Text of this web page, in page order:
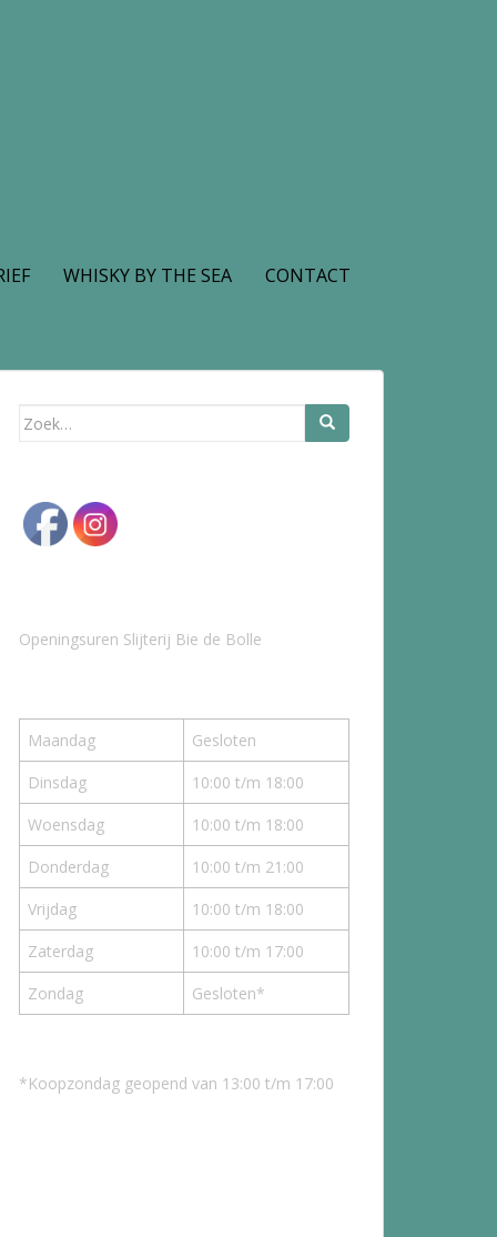
WHISKY BY THE SEA CONTACT
Zoek
Openingsuren Slijterij Bie de Bolle
Maandag
Gesloten
Dinsdag
10:00 t/m 18:00
Woensdag
10:00 t/m 18:00
Donderdag
10:00 t/m 21:00
Vrijdag
10:00 t/m 18:00
Zaterdag
10:00 t/m 17:00
Zondag
Gesloten*
*Koopzondag geopend van 13:00 t/m 17:00